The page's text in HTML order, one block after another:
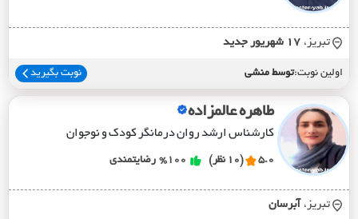
تبریز، 17 شهريور جديد
اولین نوبت:توسط منشی نوبت بگیرید
طاهره عالمزاده
کارشناس ارشد روان درمانگر کودک و نوجوان
5.0 (10 نظر) %100 رضایتمندی
تبریز، آبرسان